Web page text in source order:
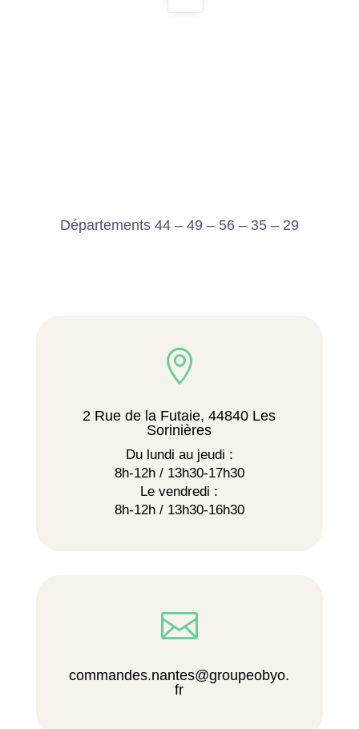
Départements 44 – 49 – 56 – 35 – 29

2 Rue de la Futaie, 44840 Les
Sorinières
Du lundi au jeudi :
8h-12h / 13h30-17h30
Le vendredi :
8h-12h / 13h30-16h30

commandes.nantes@groupeobyo.
fr